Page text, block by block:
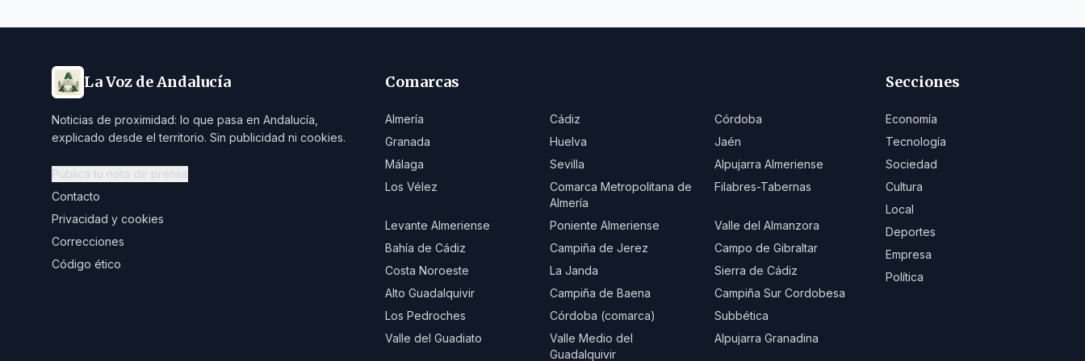
La Voz de Andalucía
Noticias de proximidad: lo que pasa en Andalucía,
explicado desde el territorio. Sin publicidad ni cookies.
Publica tu nota de prensa
Contacto
Privacidad y cookies
Correcciones
Código ético
Comarcas
Almería Cádiz
Córdoba
Granada
Huelva
Jaén
Málaga
Sevilla
Alpujarra Almeriense
Los Vélez
Comarca Metropolitana de
Almería
Filabres-Tabernas
Levante Almeriense Poniente Almeriense
Valle del Almanzora
Bahía de Cádiz
Campiña de Jerez
Campo de Gibraltar
Costa Noroeste
La Janda
Sierra de Cádiz
Alto Guadalquivir
Campiña de Baena
Campiña Sur Cordobesa
Los Pedroches
Córdoba (comarca)
Subbética
Valle del Guadiato
Valle Medio del
Guadalquivir
Alpujarra Granadina
Secciones
Economía
Tecnología
Sociedad
Cultura
Local
Deportes
Empresa
Política